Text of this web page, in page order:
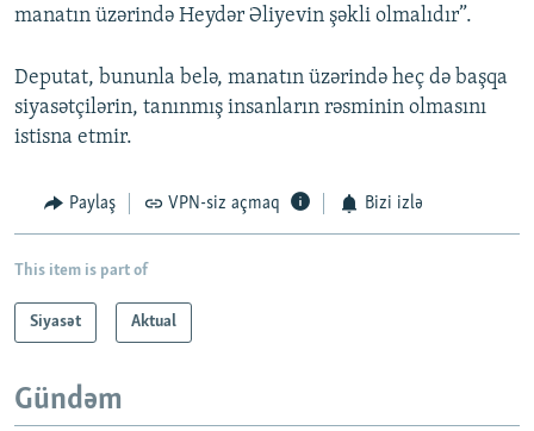
manatın üzərində Heydər Əliyevin şəkli olmalıdır”.
Deputat, bununla belə, manatın üzərində heç də başqa
siyasətçilərin, tanınmış insanların rəsminin olmasını
istisna etmir.
Paylaş VPN-siz açmaq Bizi izlə
This item is part of
Siyasət Aktual
Gündəm